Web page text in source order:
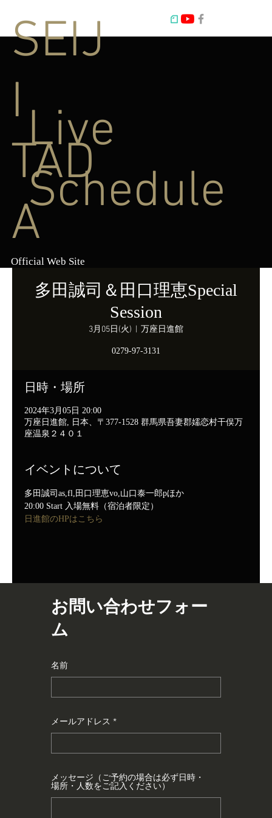
多田誠司＆田口理恵Special
Session
3月05日(火) 万座日進館
0279-97-3131
日時・場所
2024年3月05日 20:00
万座日進館, 日本、〒377-1528 群馬県吾妻郡嬬恋村干俣万
座温泉２４０１
イベントについて
多田誠司as,fl,田口理恵vo,山口泰一郎pほか
20:00 Start 入場無料（宿泊者限定）
日進館のHPはこちら
Live
Schedule
SEIJ
I
TAD
A
Official Web Site
お問い合わせフォー
ム
名前
メールアドレス
メッセージ（ご予約の場合は必ず日時・
場所・人数をご記入ください）